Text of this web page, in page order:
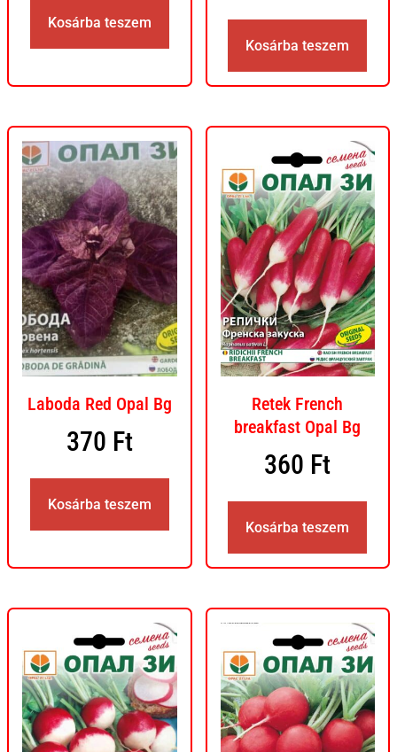
Kosárba teszem
Kosárba teszem
Laboda Red Opal Bg
370 Ft
Kosárba teszem
Retek French
breakfast Opal Bg
360 Ft
Kosárba teszem